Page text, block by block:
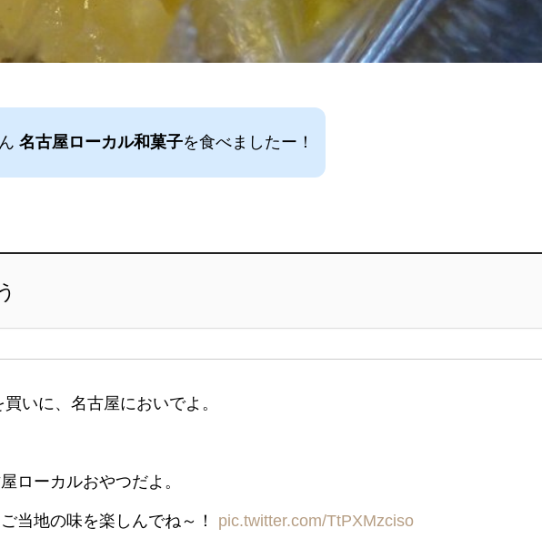
名古屋ローカル和菓子を食べましたー！
いに、名古屋においでよ。
ローカルおやつだよ。
当地の味を楽しんでね～！ pic.twitter.com/TtPXMzciso